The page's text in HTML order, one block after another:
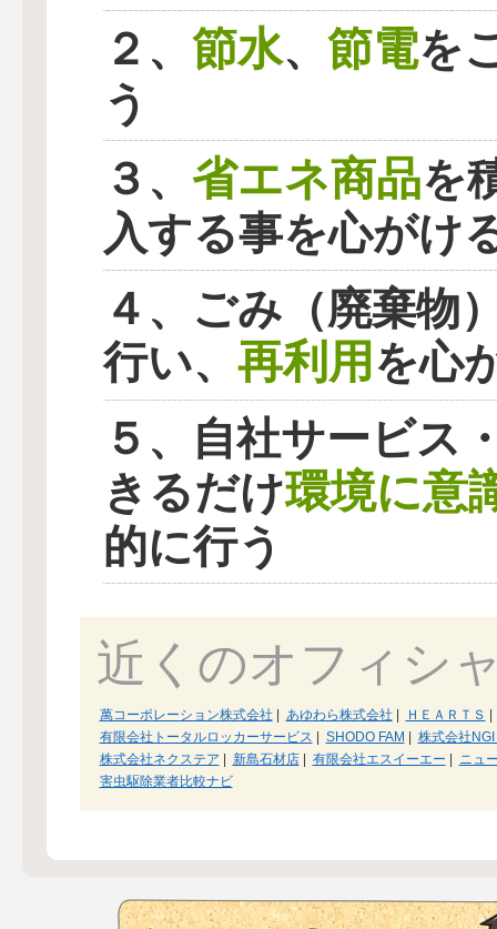
２、 節水、 節電を
う
３、 省エネ商品を
入する事を心がけ
４、ごみ（廃棄物
行い、 再利用を心
５、自社サービス
きるだけ環境に意
的に行う
近くのオフィシ
萬コーポレーション株式会社 あゆわら株式会社 ＨＥＡＲＴＳ
有限会社トータルロッカーサービス
SHODO FAM
株式会社NGI
株式会社ネクステア
新島石材店| 有限会社エスイーエー
ニュ
害虫駆除業者比較ナビ